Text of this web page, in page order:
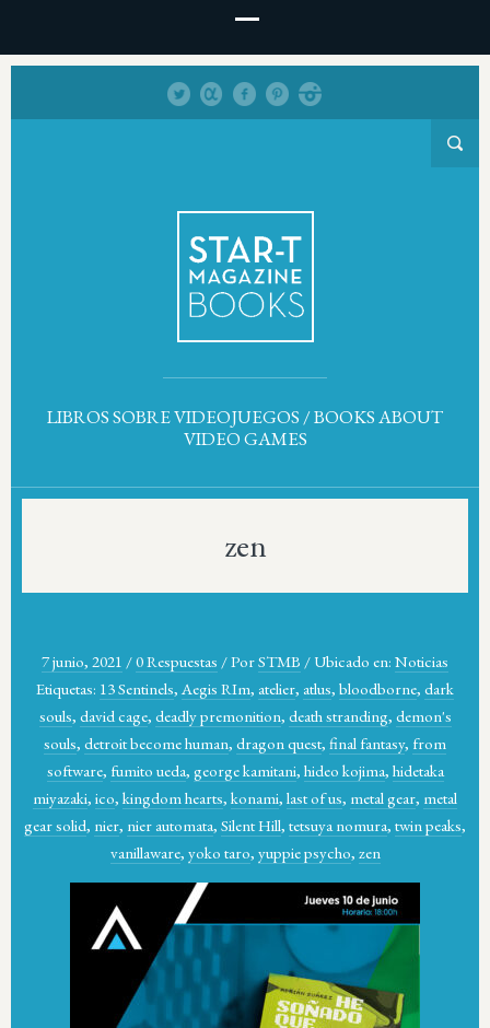
LIBROS SOBRE VIDEOJUEGOS / BOOKS ABOUT
VIDEO GAMES
zen
7 junio, 2021 /0 Respuestas /PorSTMB / Ubicado en: Noticias
Etiquetas: 13 Sentinels, Aegis RIm, atelier, atlus, bloodborne, dark
souls, david cage, deadly premonition, death stranding, demon's
souls, detroit become human, dragon quest, final fantasy, from
software, fumito ueda, george kamitani, hideo kojima, hidetaka
miyazaki, ico, kingdom hearts, konami, last of us, metal gear, metal
gear solid, nier, nier automata, Silent Hill, tetsuya nomura, twin peaks,
vanillaware, yoko taro, yuppie psycho, zen